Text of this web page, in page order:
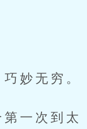
妙无穷。
一次到太